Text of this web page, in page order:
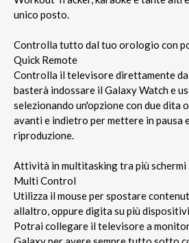
unico posto.
Controlla tutto dal tuo orologio con
Quick Remote
Controlla il televisore direttamente
basterà indossare il Galaxy Watch e
selezionando un'opzione con due dita
avanti e indietro per mettere in pausa
riproduzione.
Attività in multitasking tra più schermi
Multi Control
Utilizza il mouse per spostare
allaltro, oppure digita su più
Potrai collegare il televisore a